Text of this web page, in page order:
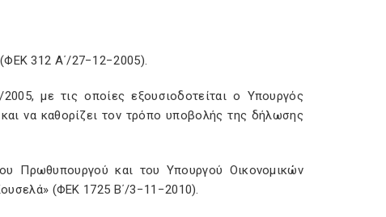
312 Α΄/27−12−2005).
με τις οποίες εξουσιοδοτείται ο Υπουργός
να καθορίζει τον τρόπο υποβολής της δήλωσης
Πρωθυπουργού και του Υπουργού Οικονομικών
(ΦΕΚ 1725 Β΄/3−11−2010).